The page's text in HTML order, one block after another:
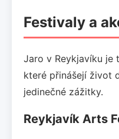
Festivaly a
Jaro v Reykjavíku je
které přinášejí život
jedinečné zážitky.
Reykjavík Arts